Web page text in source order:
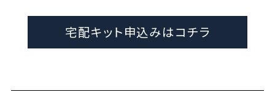
宅配キット申込みはコチラ